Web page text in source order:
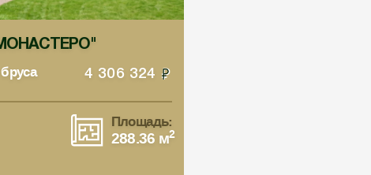
4 306 324
Площадь:
288.36 м2